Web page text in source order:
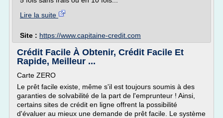
Lire la suite
Site : https://www.capitaine-credit.com
Crédit Facile À Obtenir, Crédit Facile Et
Rapide, Meilleur ...
Carte ZERO
Le prêt facile existe, même s'il est toujours soumis à des
garanties de solvabilité de la part de l'emprunteur ! Ainsi,
certains sites de crédit en ligne offrent la possibilité
d'évaluer au mieux une demande de prêt facile. Le système